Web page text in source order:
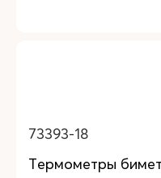
73393-18
Термометры